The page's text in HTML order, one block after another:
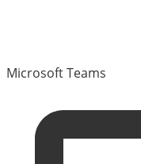
Microsoft Teams